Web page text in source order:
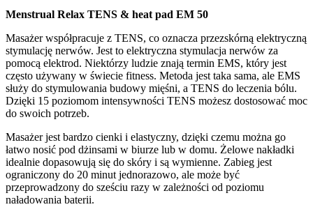
Menstrual Relax TENS & heat pad EM 50
Masażer współpracuje z TENS, co oznacza przezskórną elektryczną
stymulację nerwów. Jest to elektryczna stymulacja nerwów za
pomocą elektrod. Niektórzy ludzie znają termin EMS, który jest
często używany w świecie fitness. Metoda jest taka sama, ale EMS
służy do stymulowania budowy mięśni, a TENS do leczenia bólu.
Dzięki 15 poziomom intensywności TENS możesz dostosować moc
do swoich potrzeb.
Masażer jest bardzo cienki i elastyczny, dzięki czemu można go
łatwo nosić pod dżinsami w biurze lub w domu. Żelowe nakładki
idealnie dopasowują się do skóry i są wymienne. Zabieg jest
ograniczony do 20 minut jednorazowo, ale może być
przeprowadzony do sześciu razy w zależności od poziomu
naładowania baterii.